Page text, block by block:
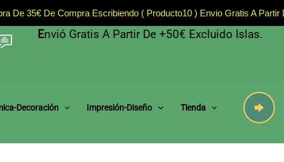
ENvió Gratis A Partir De +50€ Excluido Islas.
Decoración Impresión-Diseño Tienda
De 35€ De Compra Escribiendo ( Producto10 ) Envio Gratis A Partir